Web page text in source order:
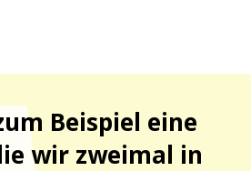
Beispiel eine
wir zweimal in